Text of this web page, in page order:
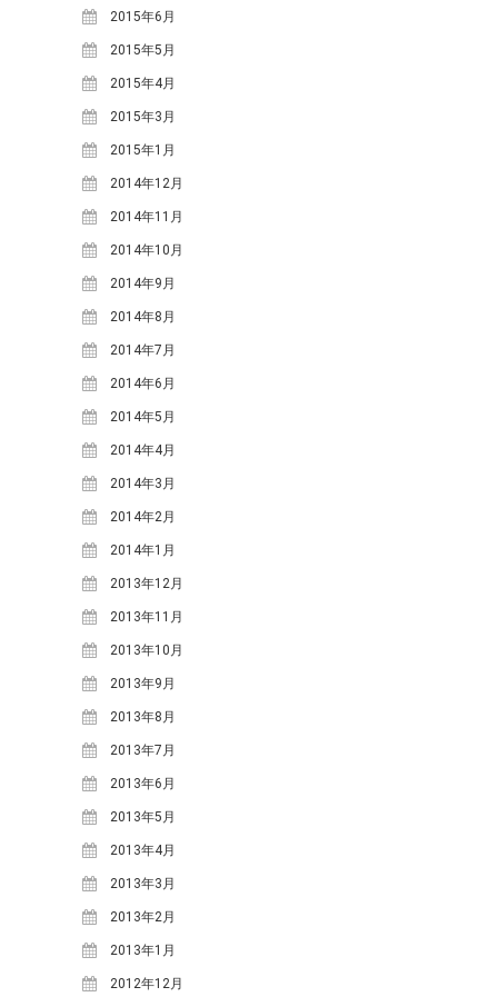
2016年12月 (3)
2016年11月 (9)
2016年10月 (6)
2016年9月(8)
2016年8月(6)
2016年7月(5)
2016年6月(6)
2016年5月(8)
2016年4月(11)
2016年3月(1)
2016年2月(5)
2015年12月 (3)
2015年11月 (3)
2015年10月 (4)
2015年9月(7)
2015年8月(7)
2015年7月(7)
2015年6月(4)
2015年5月(10)
2015年4月(8)
2015年3月(7)
2015年1月(3)
2014年12月 (2)
2014年11月 (5)
2014年10月 (15)
2014年9月(11)
2014年8月(9)
2014年7月(10)
2014年6月(10)
2014年5月(9)
2015年6月
2015年5月
2015年4月
2015年3月
2015年1月
2014年12月
2014年11月
2014年10月
2014年9月
2014年8月
2014年7月
2014年6月
2014年5月
2014年4月
2014年3月
2014年2月
2014年1月
2013年12月
2013年11月
2013年10月
2013年9月
2013年8月
2013年7月
2013年6月
2013年5月
2013年4月
2013年3月
2013年2月
2013年1月
2012年12月